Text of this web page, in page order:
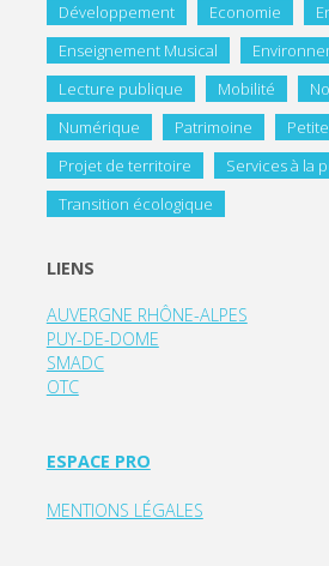
Développement
Economie
Enseignement Musical
Lecture publique
Mobilité
Numérique
Patrimoine
Projet de territoire
Services à la
Transition écologique
LIENS
AUVERGNE RHÔNE-ALPES
PUY-DE-DOME
SMADC
OTC
ESPACE PRO
MENTIONS LÉGALES